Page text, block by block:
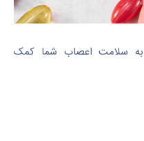
به سلامت اعصاب شما کمک